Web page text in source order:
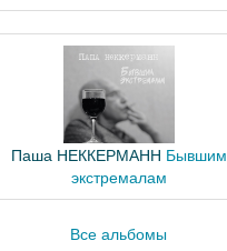
Паша НЕККЕРМАНН Бывшим
экстремалам
Все альбомы